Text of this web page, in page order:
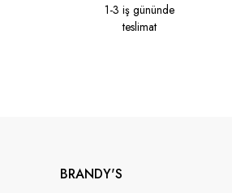
1-3 iş gününde
teslimat
BRANDY'S